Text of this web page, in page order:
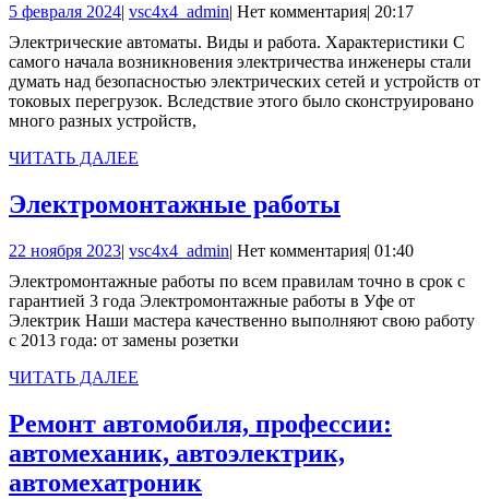
Виды
и
работа.
5 февраля 20245
2024
| vsc4x4_adminvsc4x4_admin
| Нет комментария| 20:17
Электрические автоматы. Виды и работа. Характеристики С
самого начала возникновения электричества инженеры стали
думать над безопасностью электрических сетей и устройств от
токовых перегрузок. Вследствие этого было сконструировано
много разных устройств,
ЧИТАТЬ ДАЛЕЕ
Электромонтажные работы
22 ноября 202322
2023
| vsc4x4_adminvsc4x4_admin
| Нет комментария| 01:40
Электромонтажные работы по всем правилам точно в срок с
гарантией 3 года Электромонтажные работы в Уфе от
Электрик Наши мастера качественно выполняют свою работу
с 2013 года: от замены розетки
ЧИТАТЬ ДАЛЕЕ
Ремонт автомобиля, профессии:
автомеханик, автоэлектрик,
автомехатроник